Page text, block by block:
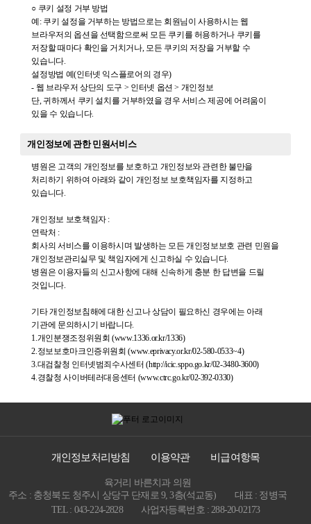
○ 쿠키 설정 거부 방법
예: 쿠키 설정을 거부하는 방법으로는 회원님이 사용하시는 웹
브라우저의 옵션을 선택함으로써 모든 쿠키를 허용하거나 쿠키를
저장할 때마다 확인을 거치거나, 모든 쿠키의 저장을 거부할 수
있습니다.
설정방법 예(인터넷 익스플로어의 경우)
- 웹 브라우저 상단의 도구 > 인터넷 옵션 > 개인정보
단, 귀하께서 쿠키 설치를 거부하였을 경우 서비스 제공에 어려움이
있을 수 있습니다.
개인정보에 관한 민원서비스
병원은 고객의 개인정보를 보호하고 개인정보와 관련한 불만을
처리하기 위하여 아래와 같이 개인정보 보호책임자를 지정하고
있습니다.
개인정보 보호책임자 :
연락처 :
회사의 서비스를 이용하시며 발생하는 모든 개인정보보호 관련 민원을
개인정보관리실무 및 책임자에게 신고하실 수 있습니다.
병원은 이용자들의 신고사항에 대해 신속하게 충분 한 답변을 드릴
것입니다.
기타 개인정보침해에 대한 신고나 상담이 필요하신 경우에는 아래
기관에 문의하시기 바랍니다.
1.개인분쟁조정위원회 (www.1336.or.kr/1336)
2.정보보호마크인증위원회 (www.eprivacy.or.kr/02-580-0533~4)
3.대검찰청 인터넷범죄수사센터 (http://icic.sppo.go.kr/02-3480-3600)
4.경찰청 사이버테러대응센터 (www.ctrc.go.kr/02-392-0330)
개인정보처리방침 이용약관 비급여항목
육거리 바른치과 의원
주소 : 충청북도 청주시 상당구 단재로 9, 3층(석교동)
대표 : 정병국
TEL : 043-224-2828
사업자등록번호 : 288-20-02173